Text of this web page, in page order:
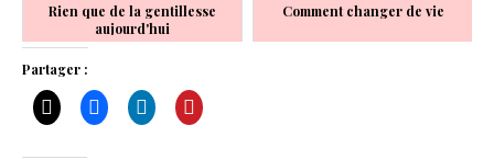
Rien que de la gentillesse
aujourd'hui
Comment changer de vie
Partager :